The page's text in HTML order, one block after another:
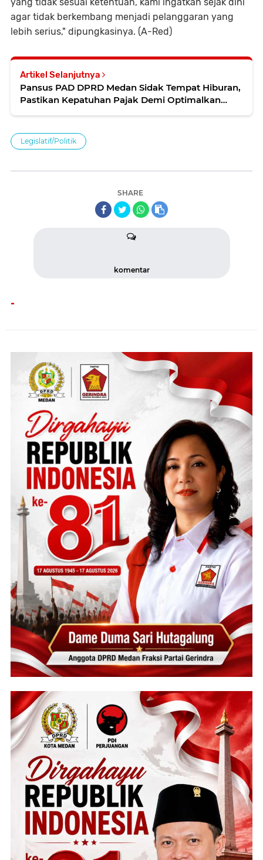
yang tidak sesuai ketentuan, kami ingatkan sejak dini
agar tidak berkembang menjadi pelanggaran yang
lebih serius," dipungkasinya. (A-Red)
Artikel Selanjutnya
Pansus PAD DPRD Medan Sidak Tempat Hiburan,
Pastikan Kepatuhan Pajak Demi Optimalkan
Legislatif/Politik
SHARE
komentar
-